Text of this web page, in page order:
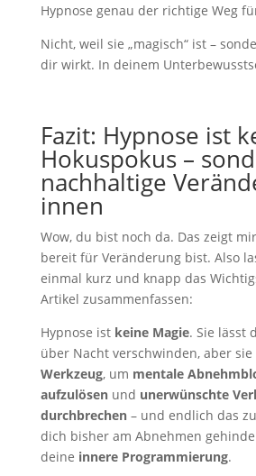
Hypnose genau der richtige Weg
Nicht, weil sie „magisch“ ist –
dir wirkt. In deinem
Fazit: Hypnose ist
Hokuspokus –
nachhaltige
innen
Wow, du bist noch da. Das zeigt
bereit für Veränderung bist. Also
einmal kurz und knapp das
Artikel zusammenfassen:
Hypnose ist keine Magie. Sie lässt
über Nacht verschwinden, aber sie
Werkzeug, um mentale
aufzulösenund unerwünschte
durchbrechen– und endlich das
dich bisher am Abnehmen
deine innere Programmierung.